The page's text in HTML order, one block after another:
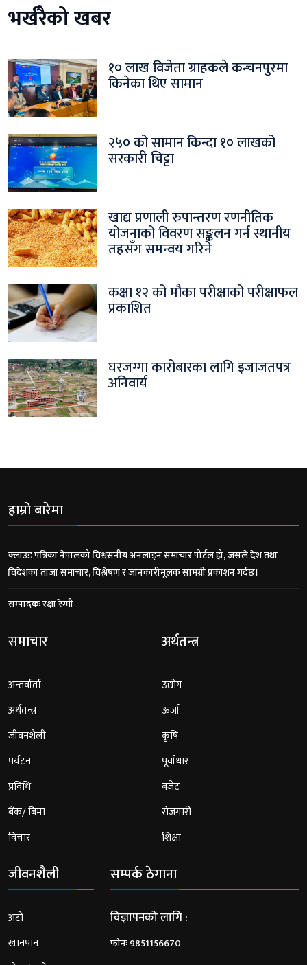
भर्खरैको खबर
१० लाख विजेता ग्राहकले कन्चनपुरमा
किनेका थिए सामान
२५० को सामान किन्दा १० लाखको
सरकारी चिट्टा
खाद्य प्रणाली रुपान्तरण रणनीतिक
योजनाको विवरण सङ्कलन गर्न स्थानीय
तहसँग समन्वय गरिने
कक्षा १२ को मौका परीक्षाको परीक्षाफल
प्रकाशित
घरजग्गा कारोबारका लागि इजाजतपत्र
अनिवार्य
हाम्रो बारेमा
क्लाउड पत्रिका नेपालको विश्वसनीय अनलाइन समाचार पोर्टल हो, जसले देश तथा
विदेशका ताजा समाचार, विश्लेषण र जानकारीमूलक सामग्री प्रकाशन गर्दछ।
सम्पादकः रक्षा रेग्मी
समाचार
अन्तर्वार्ता
अर्थतन्त्र
जीवनशैली
पर्यटन
प्रविधि
बैंक/ बिमा
विचार
अर्थतन्त्र
उद्योग
ऊर्जा
कृषि
पूर्वाधार
बजेट
रोजगारी
शिक्षा
जीवनशैली
अटो
खानपान
सम्पर्क ठेगाना
विज्ञापनको लागि :
फोनः 9851156670